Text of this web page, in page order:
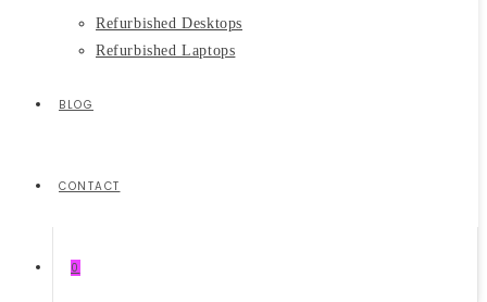
Refurbished Desktops
Refurbished Laptops
BLOG
CONTACT
0